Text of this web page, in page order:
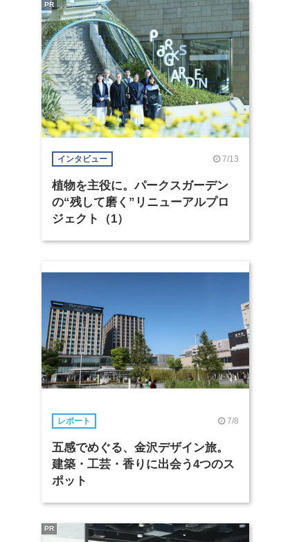
インタビュー 7/13
植物を主役に。パークスガーデン
の“残して磨く”リニューアルプロ
ジェクト（1）
PR
レポート 7/8
五感でめぐる、金沢デザイン旅。
建築・工芸・香りに出会う4つのス
ポット
PR